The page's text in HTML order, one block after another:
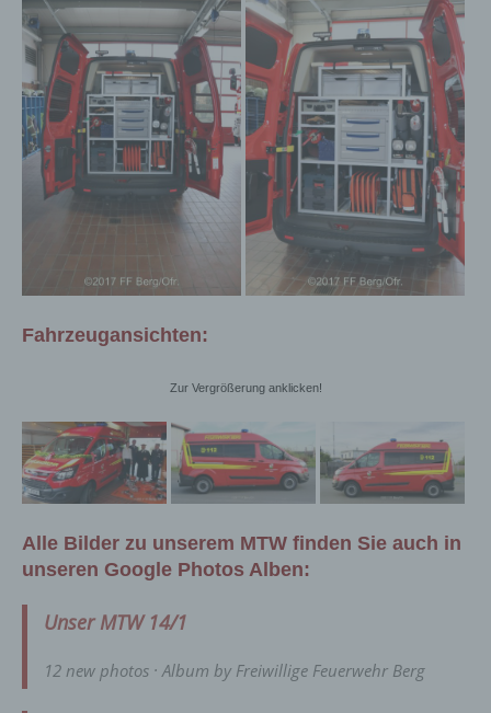
Fahrzeugansichten:
Zur Vergrößerung anklicken!
Alle Bilder zu unserem MTW finden Sie auch in
unseren Google Photos Alben:
Unser MTW 14/1
12 new photos · Album by Freiwillige Feuerwehr Berg